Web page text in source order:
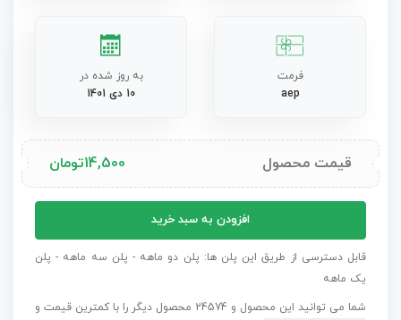
فرمت
aep
به روز شده در
10 دی 1401
قیمت محصول 14,500تومان
اسلایدشو
ذرات
افزودن به سبد خرید
قابل دسترسی از طریق این پلن ها: پلن دو ماهه - پلن سه ماهه - پلن
یک ماهه
شما می توانید این محصول و 24574 محصول دیگر را با کمترین قیمت و